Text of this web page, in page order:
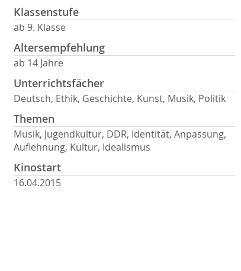
Klassenstufe
ab 9. Klasse
Altersempfehlung
ab 14 Jahre
Unterrichtsfächer
Deutsch, Ethik, Geschichte, Kunst, Musik, Politik
Themen
Musik, Jugendkultur, DDR, Identität, Anpassung,
Auflehnung, Kultur, Idealismus
Kinostart
16.04.2015